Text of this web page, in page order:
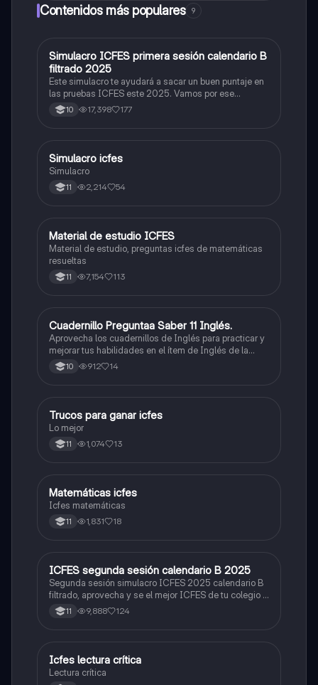
Contenidos más populares 9
ICFES: Matemáticas
Simulacro ICFES primera sesión calendario B
filtrado 2025
Este simulacro te ayudará a sacar un buen puntaje en
las pruebas ICFES este 2025. Vamos por ese
500/500. Y poder ser admitido en la universidad que
quieras, estudiar la carrera que quieres y no la que te
10 17,398 177
ICFES: Lectura Crítica
Simulacro icfes
Simulacro
11 2,214 54
ICFES: Matemáticas
Material de estudio ICFES
Material de estudio, preguntas icfes de matemáticas
resueltas
11 7,154 113
ICFES: Inglés
Cuadernillo Preguntaa Saber 11 Inglés.
Aprovecha los cuadernillos de Inglés para practicar y
mejorar tus habilidades en el ítem de Inglés de la
Prueba Saber 11. 🫡
10 912 14
Química
Trucos para ganar icfes
Lo mejor
11 1,074 13
ICFES: Matemáticas
Matemáticas icfes
Icfes matemáticas
11 1,831 18
ICFES: Lectura Crítica
ICFES segunda sesión calendario B 2025
Segunda sesión simulacro ICFES 2025 calendario B
filtrado, aprovecha y se el mejor ICFES de tu colegio y
poder ingresar a universidad, y estudiar aquella
carrera con la que tanto sueñas.
11 9,888 124
Lengua Castellana
Icfes lectura crítica
Lectura crítica